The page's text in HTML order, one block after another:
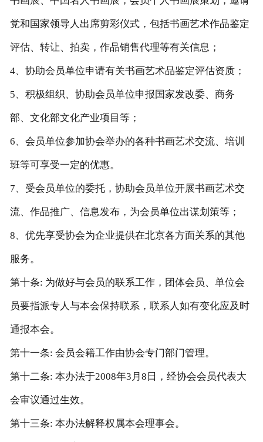
党和国家领导人出席剪彩仪式，包括书画艺术作品鉴定
评估、转让、拍卖，作品销售代理等有关信息；
4、协助会员单位申请有关书画艺术品鉴定评估资质；
5、积极组织、协助会员单位申报国家发改委、商务
部、文化部文化产业项目等；
6、会员单位参加协会举办的各种书画艺术交流、培训
班等可享受一定的优惠。
7、受会员单位的委托，协助会员单位开展书画艺术交
流、作品推广、信息发布，为会员单位出谋划策等；
8、优先享受协会为企业提供在北京各方面关系的其他
服务。
第十条: 为做好与会员的联系工作，团体会员、单位会
员要指派专人与本会保持联系，联系人如有变化应及时
通报本会。
第十一条: 会员会籍工作由协会专门部门管理。
第十二条: 本办法于2008年3月8日，经协会会员代表大
会审议通过生效。
第十三条: 本办法解释权属本会理事会。